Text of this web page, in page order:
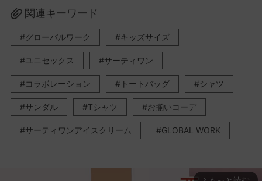
関連キーワード
グローバルワーク キッズサイズ
ユニセックス サーティワン
コラボレーション トートバッグ シャツ
サンダル Tシャツ お揃いコーデ
サーティワンアイスクリーム GLOBAL WORK